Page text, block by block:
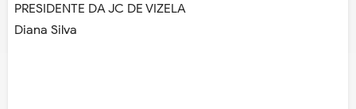
PRESIDENTE DA JC DE VIZELA
Diana Silva